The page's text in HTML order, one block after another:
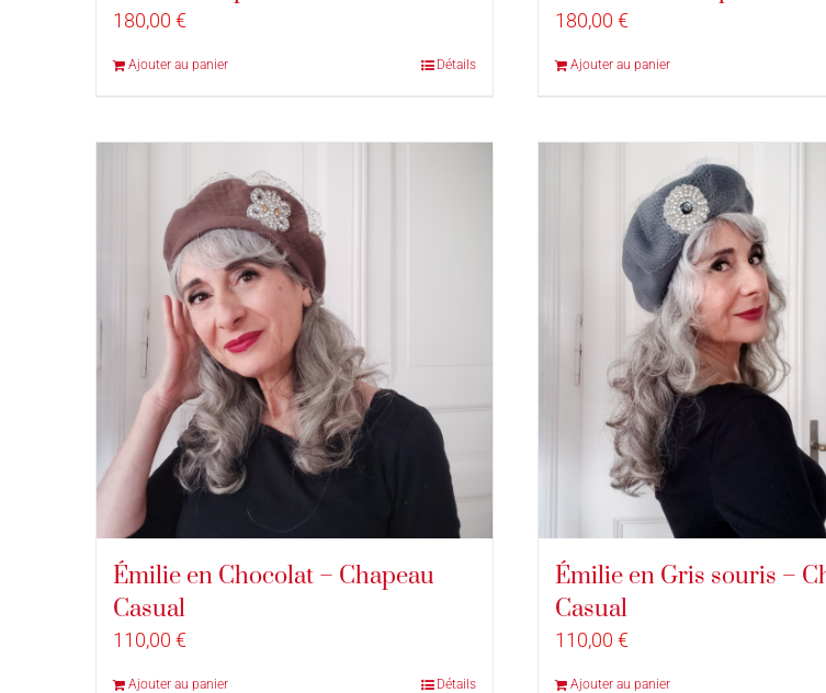
180,00 €
Ajouter au panier Détails
180,00€
Ajouter au panier
Émilie en Chocolat – Chapeau
Casual
110,00 €
Ajouter au panier Détails
Émilie en Gris souris –
Casual
110,00€
Ajouter au panier